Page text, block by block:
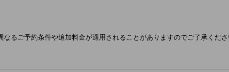
なるご予約条件や追加料金が適用されることがありますのでご了承くだ